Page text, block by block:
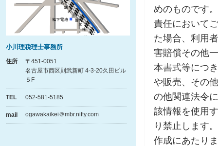
小川理税理士事務所
住所
〒451-0051
名古屋市西区則武新町 4-3-20久田ビル
５F
TEL 052-581-5185
mail ogawakaikei＠mbr.nifty.com
めのものです
責任において
た場合、利用
害賠償その他
本書式等につ
や販売、その
の他関連法令
該情報を使用
り禁止します。
作成にあたり